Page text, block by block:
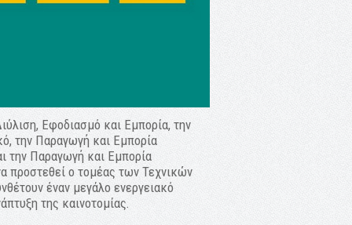
Εφοδιασμό και Εμπορία, την
την Παραγωγή και Εμπορία
την Παραγωγή και Εμπορία
προστεθεί ο τομέας των Τεχνικών
έναν μεγάλο ενεργειακό
της καινοτομίας.